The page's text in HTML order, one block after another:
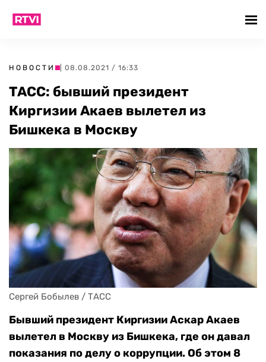
НОВОСТИ | 08.08.2021 / 16:33
ТАСС: бывший президент
Киргизии Акаев вылетел из
Бишкека в Москву
Сергей Бобылев / ТАСС
Бывший президент Киргизии Аскар Акаев
вылетел в Москву из Бишкека, где он давал
показания по делу о коррупции. Об этом 8